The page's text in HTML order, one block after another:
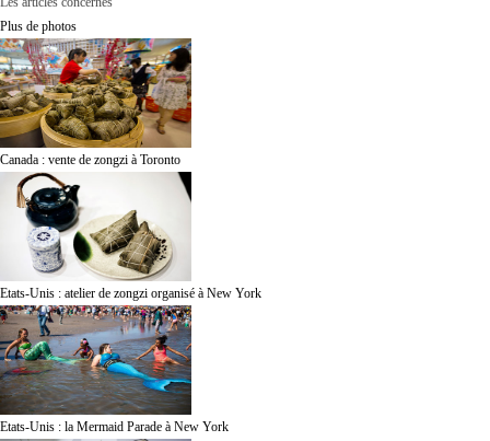
Plus de photos
Canada : vente de zongzi à Toronto
Etats-Unis : atelier de zongzi organisé à New York
Etats-Unis : la Mermaid Parade à New York